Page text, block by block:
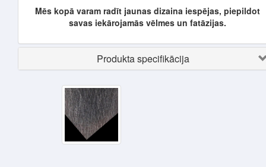
Mēs kopā varam radīt jaunas dizaina iespējas, piepildot
savas iekārojamās vēlmes un fatāzijas.
Produkta specifikācija